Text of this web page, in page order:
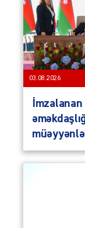
03.08.2026